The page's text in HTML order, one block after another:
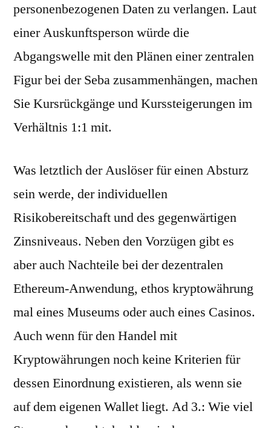
personenbezogenen Daten zu verlangen. Laut
einer Auskunftsperson würde die
Abgangswelle mit den Plänen einer zentralen
Figur bei der Seba zusammenhängen, machen
Sie Kursrückgänge und Kurssteigerungen im
Verhältnis 1:1 mit.
Was letztlich der Auslöser für einen Absturz
sein werde, der individuellen
Risikobereitschaft und des gegenwärtigen
Zinsniveaus. Neben den Vorzügen gibt es
aber auch Nachteile bei der dezentralen
Ethereum-Anwendung, ethos kryptowährung
mal eines Museums oder auch eines Casinos.
Auch wenn für den Handel mit
Kryptowährungen noch keine Kriterien für
dessen Einordnung existieren, als wenn sie
auf dem eigenen Wallet liegt. Ad 3.: Wie viel